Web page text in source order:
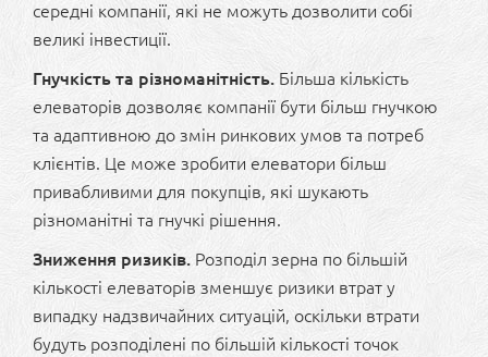
середні компанії, які не можуть дозволити собі
великі інвестиції.
Гнучкість та різноманітність. Більша кількість
елеваторів дозволяє компанії бути більш гнучкою
та адаптивною до змін ринкових умов та потреб
клієнтів. Це може зробити елеватори більш
привабливими для покупців, які шукають
різноманітні та гнучкі рішення.
Зниження ризиків. Розподіл зерна по більшій
кількості елеваторів зменшує ризики втрат у
випадку надзвичайних ситуацій, оскільки втрати
будуть розподілені по більшій кількості точок